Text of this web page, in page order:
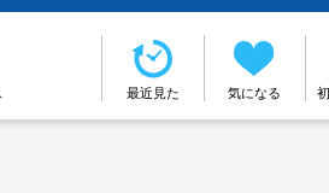
最近見た 気になる